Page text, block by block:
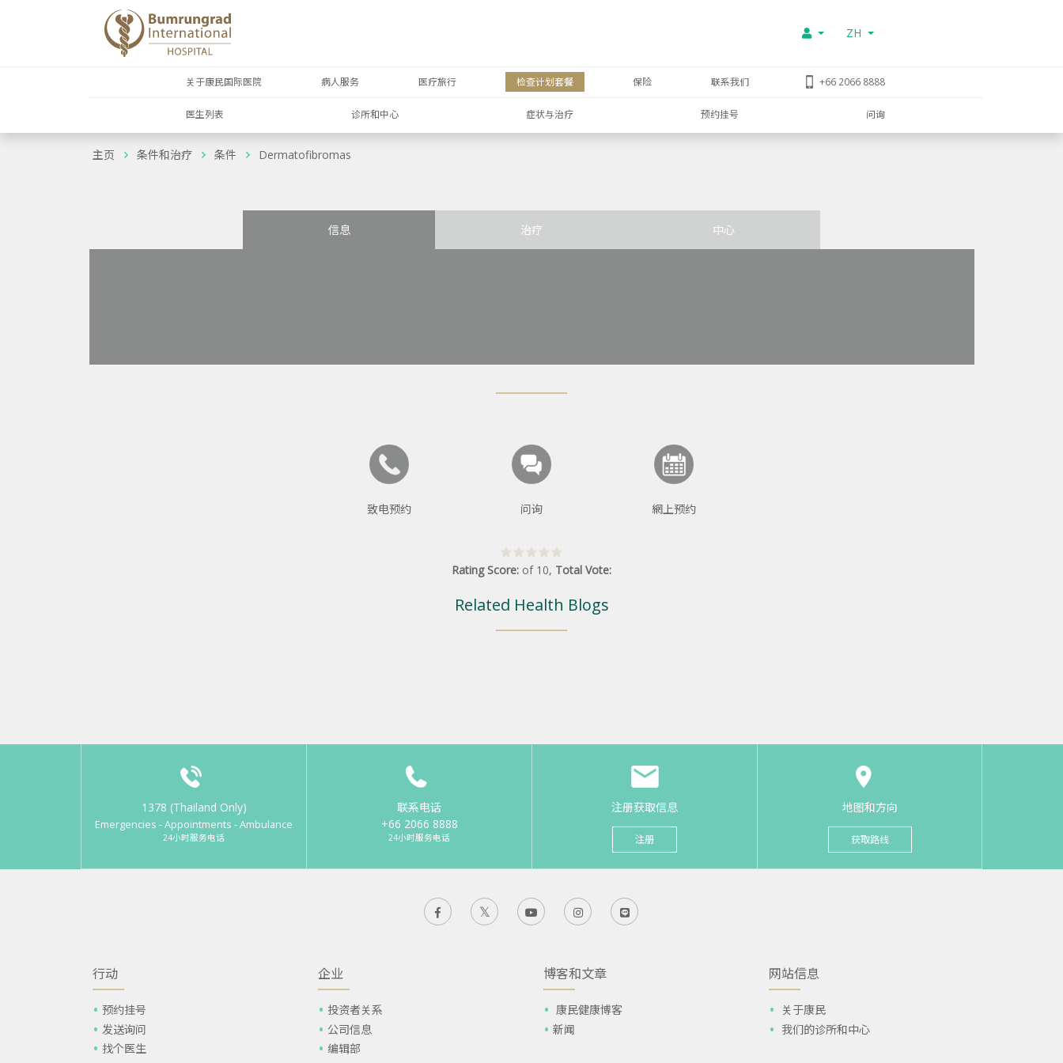
ZH
关于康民国际医院 病人服务 医疗旅行 检查计划套餐 保险 联系我们 +66 2066 8888
医生列表 诊所和中心 症状与治疗 预约挂号 问询
主页 条件和治疗 条件 Dermatofibromas
信息 治疗 中心
致电预约 问询 網上预约
Rating Score: of 10, Total Vote:
Related Health Blogs
1378 (Thailand Only)
Emergencies - Appointments - Ambulance
24小时服务电话
联系电话
+66 2066 8888
24小时服务电话
注册获取信息
注册
地图和方向
获取路线
行动
预约挂号
发送询问
找个医生
企业
投资者关系
公司信息
编辑部
博客和文章
康民健康博客
新闻
网站信息
关于康民
我们的诊所和中心